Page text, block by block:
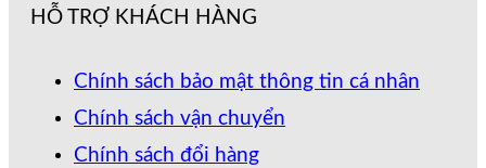
HỖ TRỢ KHÁCH HÀNG
Chính sách bảo mật thông tin cá nhân
Chính sách vận chuyển
Chính sách đổi hàng